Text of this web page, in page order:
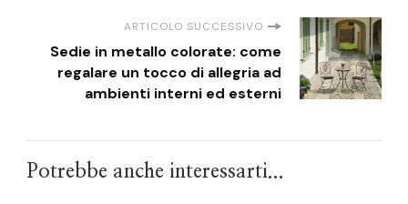
ARTICOLO SUCCESSIVO
Sedie in metallo colorate: come
regalare un tocco di allegria ad
ambienti interni ed esterni
Potrebbe anche interessarti...